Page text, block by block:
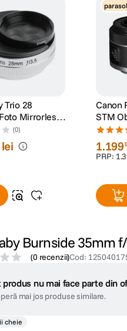
Trio 28
Mirrorless
E
FF)
(0)
lei
Canon
STM
1.199
PRP: 1.
Burnside 35mm
(0 recenzii)Cod:
produs nu mai face parte din
mai jos produse similare.
cheie